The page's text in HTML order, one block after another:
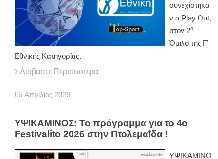
συνεχίστηκα
ν α Play Out,
στον 2ο
Όμιλο της Γ’
Εθνικής Κατηγορίας.
Διαβάστε Περισσότερα
05 Απρίλιος 2026
ΥΨΙΚΑΜΙΝΟΣ: Το πρόγραμμα για το 4o
Festivalito 2026 στην Πτολεμαΐδα !
ΥΨΙΚΑΜΙΝΟ